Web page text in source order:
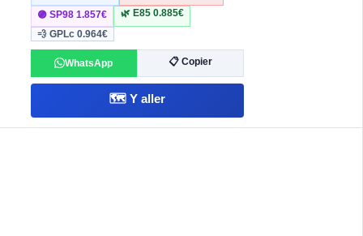
🟣 SP981.857€ 🌿 E85 0.885€
💨 GPLc0.964€
WhatsApp 📋 Copier
🗺️ Y aller